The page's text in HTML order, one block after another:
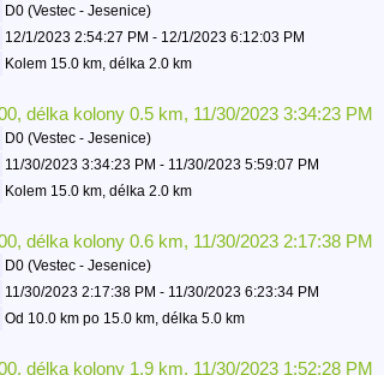
D0 (Vestec - Jesenice)
12/1/2023 2:54:27 PM - 12/1/2023 6:12:03 PM
Kolem 15.0 km, délka 2.0 km
délka kolony 0.5 km, 11/30/2023 3:34:23 PM
D0 (Vestec - Jesenice)
11/30/2023 3:34:23 PM - 11/30/2023 5:59:07 PM
Kolem 15.0 km, délka 2.0 km
délka kolony 0.6 km, 11/30/2023 2:17:38 PM
D0 (Vestec - Jesenice)
11/30/2023 2:17:38 PM - 11/30/2023 6:23:34 PM
Od 10.0 km po 15.0 km, délka 5.0 km
délka kolony 1.9 km, 11/30/2023 1:52:28 PM